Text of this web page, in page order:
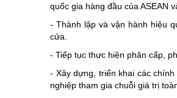
quốc gia hàng đầu của ASEAN
- Thành lập và vận hành hiệu
cửa.
- Tiếp tục thực hiện phân cấp,
- Xây dựng, triển khai các
nghiệp tham gia chuỗi giá trị